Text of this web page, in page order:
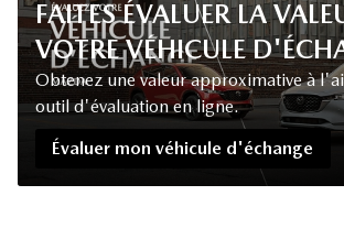
FAITES ÉVALUER LA
VOTRE VÉHICULE
Obtenez une valeur approximative à
outil d'évaluation en ligne.
Évaluer mon véhicule d'échange